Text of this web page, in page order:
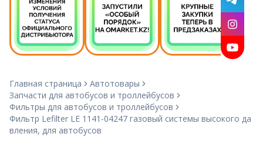
Главная страница
Автотовары
Запчасти для автобусов и троллейбусов
Фильтры для автобусов и троллейбусов
Фильтр Lefilter LE 1141-04247 газовый системы высокого да
вления, для автобусов